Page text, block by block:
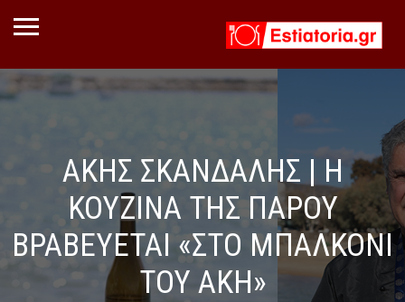
ΑΚΗΣ ΣΚΑΝΔΑΛΗΣ | Η
ΚΟΥΖΙΝΑ ΤΗΣ ΠΑΡΟΥ
ΒΡΑΒΕΥΕΤΑΙ «ΣΤΟ ΜΠΑΛΚΟΝΙ
ΤΟΥ ΑΚΗ»